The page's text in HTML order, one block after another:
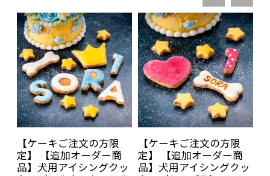
【ケーキご注文の方限
定】 【追加オーダー商
品】犬用アイシングクッ
【ケーキご注文の方限
定】 【追加オーダー商
品】犬用アイシングクッ